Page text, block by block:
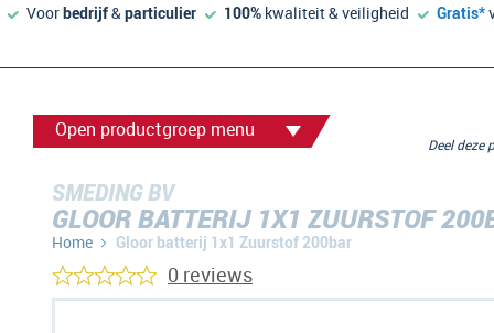
Voorbedrijf&particulier 100% kwaliteit & veiligheid Gratis*
Open productgroep menu
SMEDING BV
GLOOR BATTERIJ 1X1 ZUURSTOF
Home Gloor batterij 1x1 Zuurstof 200bar
Deel
0 reviews
Ga